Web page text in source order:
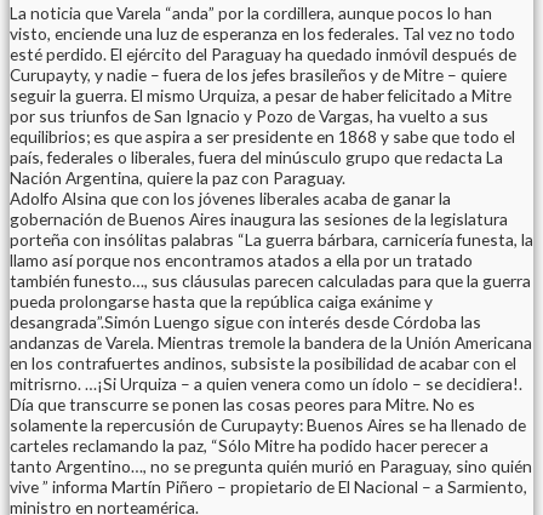
La noticia que Varela “anda” por la cordillera, aunque pocos lo han
visto, enciende una luz de esperanza en los federales. Tal vez no todo
esté perdido. El ejército del Paraguay ha quedado inmóvil después de
Curupayty, y nadie – fuera de los jefes brasileños y de Mitre – quiere
seguir la guerra. El mismo Urquiza, a pesar de haber felicitado a Mitre
por sus triunfos de San Ignacio y Pozo de Vargas, ha vuelto a sus
equilibrios; es que aspira a ser presidente en 1868 y sabe que todo el
país, federales o liberales, fuera del minúsculo grupo que redacta La
Nación Argentina, quiere la paz con Paraguay.
Adolfo Alsina que con los jóvenes liberales acaba de ganar la
gobernación de Buenos Aires inaugura las sesiones de la legislatura
porteña con insólitas palabras “La guerra bárbara, carnicería funesta, la
llamo así porque nos encontramos atados a ella por un tratado
también funesto…, sus cláusulas parecen calculadas para que la guerra
pueda prolongarse hasta que la república caiga exánime y
desangrada”.Simón Luengo sigue con interés desde Córdoba las
andanzas de Varela. Mientras tremole la bandera de la Unión Americana
en los contrafuertes andinos, subsiste la posibilidad de acabar con el
mitrisrno. …¡Si Urquiza – a quien venera como un ídolo – se decidiera!.
Día que transcurre se ponen las cosas peores para Mitre. No es
solamente la repercusión de Curupayty: Buenos Aires se ha llenado de
carteles reclamando la paz, “Sólo Mitre ha podido hacer perecer a
tanto Argentino…, no se pregunta quién murió en Paraguay, sino quién
vive ” informa Martín Piñero – propietario de El Nacional – a Sarmiento,
ministro en norteamérica.